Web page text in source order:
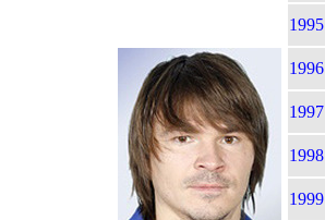
1995
1996
1997
1998
1999